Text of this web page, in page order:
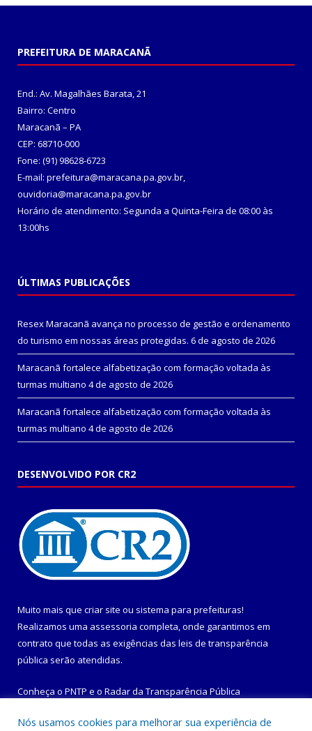
PREFEITURA DE MARACANÃ
End.: Av. Magalhães Barata, 21
Bairro: Centro
Maracanã – PA
CEP: 68710-000
Fone: (91) 98628-6723
E-mail: prefeitura@maracana.pa.gov.br,
ouvidoria@maracana.pa.gov.br
Horário de atendimento: Segunda a Quinta-Feira de 08:00 às
13:00hs
ÚLTIMAS PUBLICAÇÕES
Resex Maracanã avança no processo de gestão e ordenamento
do turismo em nossas áreas protegidas. 6 de agosto de 2026
Maracanã fortalece alfabetização com formação voltada às
turmas multiano 4 de agosto de 2026
Maracanã fortalece alfabetização com formação voltada às
turmas multiano 4 de agosto de 2026
DESENVOLVIDO POR CR2
Muito mais que criar site ou sistema para prefeituras!
Realizamos uma assessoria completa, onde garantimos em
contrato que todas as exigências das leis de transparência
pública serão atendidas.
Conheça o PNTP e o Radar da Transparência Pública
Nós usamos cookies para melhorar sua experiência de